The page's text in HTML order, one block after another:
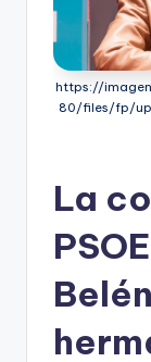
https://
80/files/fp/
La